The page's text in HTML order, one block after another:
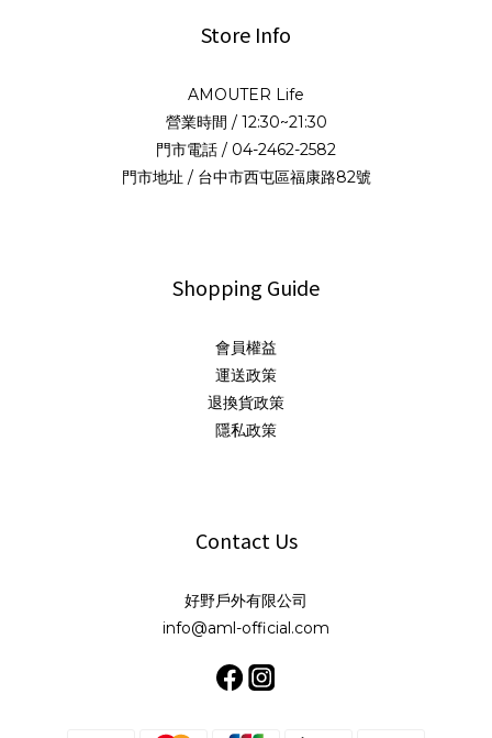
Store Info
AMOUTER Life
營業時間 / 12:30~21:30
門市電話 / 04-2462-2582
門市地址 / 台中市西屯區福康路82號
Shopping Guide
會員權益
運送政策
退換貨政策
隱私政策
Contact Us
好野戶外有限公司
info@aml-official.com